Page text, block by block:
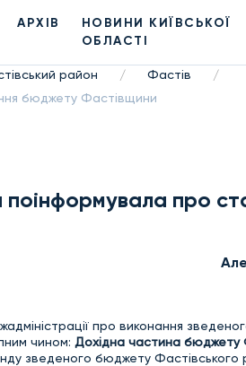
АРХІВ
НОВИНИ КИЇВСЬКОЇ
ОБЛАСТІ
район / Фастів
/
бюджету Фастівщини
про
про виконання
чином: Дохідна частина бюджету
зведеного бюджету Фастівського